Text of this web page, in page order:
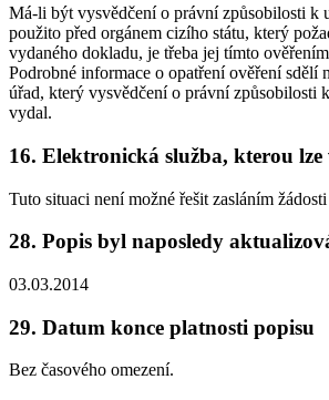
Má-li být vysvědčení o právní způsobilosti k
použito před orgánem cizího státu, který
vydaného dokladu, je třeba jej tímto
Podrobné informace o opatření ověření sdělí
úřad, který vysvědčení o právní způsobilosti
vydal.
16. Elektronická služba, kterou
Tuto situaci není možné řešit zasláním
28. Popis byl naposledy
03.03.2014
29. Datum konce platnosti popisu
Bez časového omezení.